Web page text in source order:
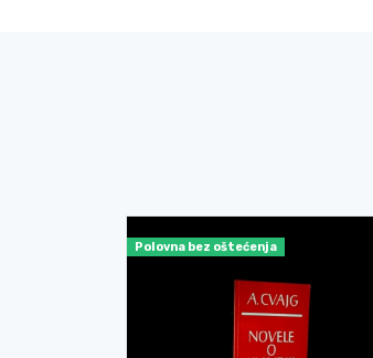
Polovna bez oštećenja